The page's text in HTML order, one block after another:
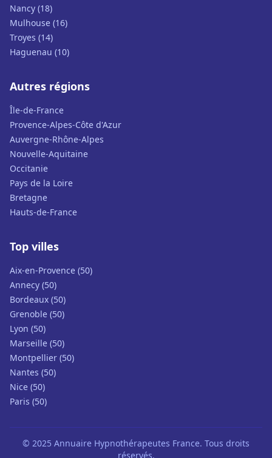
Nancy (18)
Mulhouse (16)
Troyes (14)
Haguenau (10)
Autres régions
Île-de-France
Provence-Alpes-Côte d'Azur
Auvergne-Rhône-Alpes
Nouvelle-Aquitaine
Occitanie
Pays de la Loire
Bretagne
Hauts-de-France
Top villes
Aix-en-Provence (50)
Annecy (50)
Bordeaux (50)
Grenoble (50)
Lyon (50)
Marseille (50)
Montpellier (50)
Nantes (50)
Nice (50)
Paris (50)
© 2025 Annuaire Hypnothérapeutes France. Tous droits
réservés.